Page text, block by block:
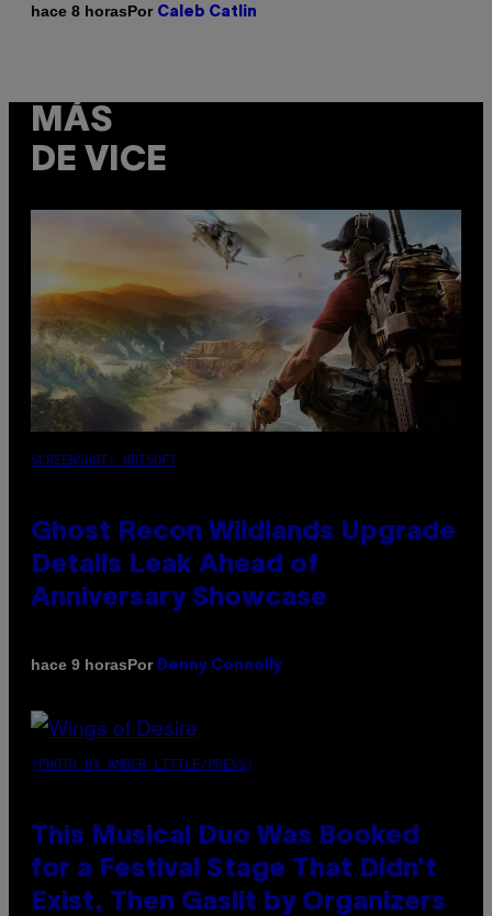
hace 8 horasPor Caleb Catlin
MÁS
DE VICE
SCREENSHOT: UBISOFT
Ghost Recon Wildlands Upgrade
Details Leak Ahead of
Anniversary Showcase
hace 9 horasPor Denny Connolly
(PHOTO BY AMBER LITTLE/PRESS)
This Musical Duo Was Booked
for a Festival Stage That Didn’t
Exist, Then Gaslit by Organizers